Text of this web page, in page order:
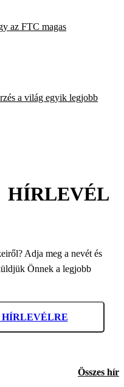
az FTC magas
a világ egyik legjobb
HÍRLEVÉL
Adja meg a nevét és
Önnek a legjobb
Összes hír